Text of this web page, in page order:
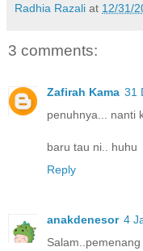
Radhia Razali at 12/31/
3 comments:
Zafirah Kama 31
penuhnya... nanti
baru tau ni.. huhu
Reply
anakdenesor 4